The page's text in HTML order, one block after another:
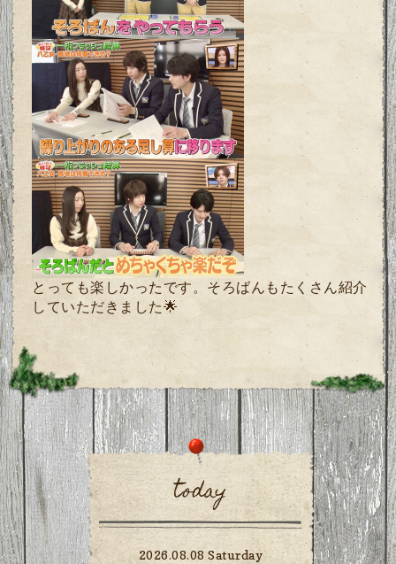
とっても楽しかったです。そろばんもたくさん紹介
していただきました🌟
today
2026.08.08 Saturday